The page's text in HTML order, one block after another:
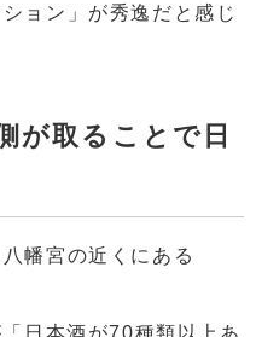
ョン」が秀逸だと感じ
が取ることで日
幡宮の近くにある
日本酒が70種類以上あ